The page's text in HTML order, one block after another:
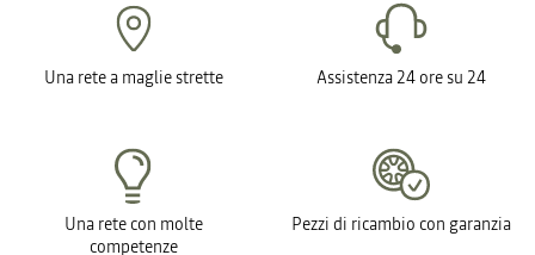
Una rete a maglie strette Assistenza 24 ore su 24
Una rete con molte
competenze
Pezzi di ricambio con garanzia